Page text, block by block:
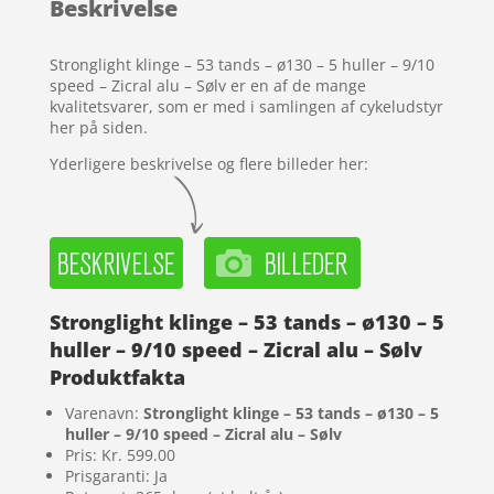
på
ømmels
er
Beskrivelse
Stronglight klinge – 53 tands – ø130 – 5 huller – 9/10
speed – Zicral alu – Sølv er en af de mange
kvalitetsvarer, som er med i samlingen af cykeludstyr
her på siden.
Yderligere beskrivelse og flere billeder her:
Stronglight klinge – 53 tands – ø130 – 5
huller – 9/10 speed – Zicral alu – Sølv
Produktfakta
Varenavn: Stronglight klinge – 53 tands – ø130 – 5
huller – 9/10 speed – Zicral alu – Sølv
Pris: Kr. 599.00
Prisgaranti: Ja